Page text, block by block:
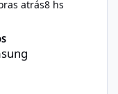
atrás8 hs